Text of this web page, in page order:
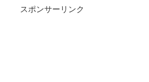
スポンサーリンク